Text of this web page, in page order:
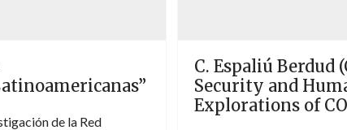
de la Red
C. Espaliú Berdud
Security and
Explorations of